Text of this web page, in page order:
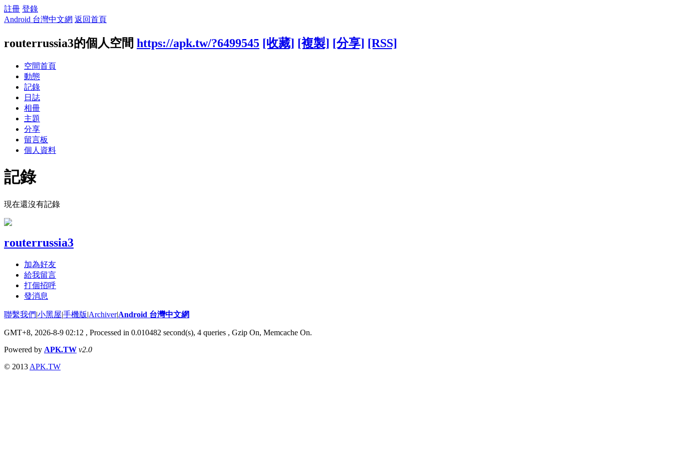
註冊 登錄
Android 台灣中文網 返回首頁
routerrussia3的個人空間 https://apk.tw/?6499545 [收藏] [複製] [分享] [RSS]
空間首頁
動態
記錄
日誌
相冊
主題
分享
留言板
個人資料
記錄
現在還沒有記錄
routerrussia3
加為好友
給我留言
打個招呼
發消息
聯繫我們|小黑屋|手機版|Archiver|Android 台灣中文網
GMT+8, 2026-8-9 02:12 , Processed in 0.010482 second(s), 4 queries , Gzip On, Memcache On.
Powered by APK.TW v2.0
© 2013 APK.TW